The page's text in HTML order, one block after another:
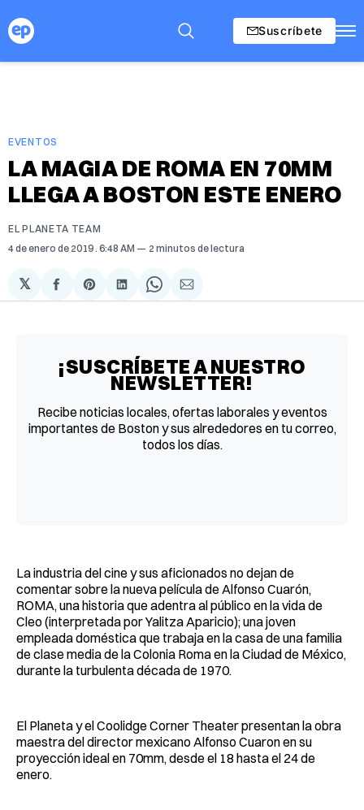
Suscríbete
EVENTOS
LA MAGIA DE ROMA EN 70MM
LLEGA A BOSTON ESTE ENERO
EL PLANETA TEAM
4 de enero de 2019 . 6:48 AM 2 minutos de lectura
𝕏
Compartir
en
Share
on
Compartir
en
Share
on
Compartir
via
¡SUSCRÍBETE A NUESTRO
NEWSLETTER!
Recibe noticias locales, ofertas laborales y eventos
importantes de Boston y sus alrededores en tu correo,
todos los días.
La industria del cine y sus aficionados no dejan de
comentar sobre la nueva película de Alfonso Cuarón,
ROMA, una historia que adentra al público en la vida de
Cleo (interpretada por Yalitza Aparicio); una joven
empleada doméstica que trabaja en la casa de una familia
de clase media de la Colonia Roma en la Ciudad de México,
durante la turbulenta década de 1970.
El Planeta y el Coolidge Corner Theater presentan la obra
maestra del director mexicano Alfonso Cuaron en su
proyección ideal en 70mm, desde el 18 hasta el 24 de
enero.